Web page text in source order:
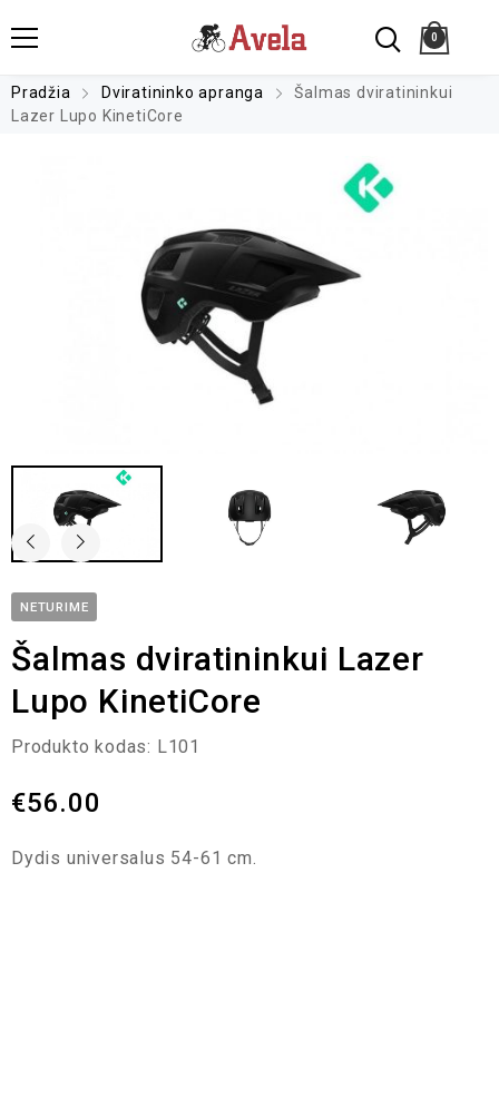
0
Pradžia Dviratininko apranga
Šalmas dviratininkui
Lazer Lupo KinetiCore
NETURIME
Šalmas dviratininkui Lazer
Lupo KinetiCore
Produkto kodas: L101
€56.00
Dydis universalus 54-61 cm.